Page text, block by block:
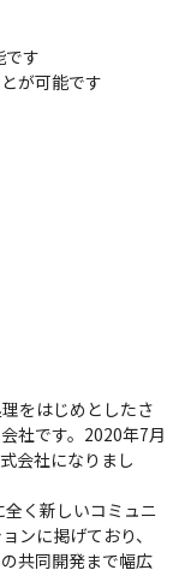
です
が可能です
をはじめとしたさ
社です。2020年7月
会社になりまし
全く新しいコミュニ
ンに掲げており、
共同開発まで幅広